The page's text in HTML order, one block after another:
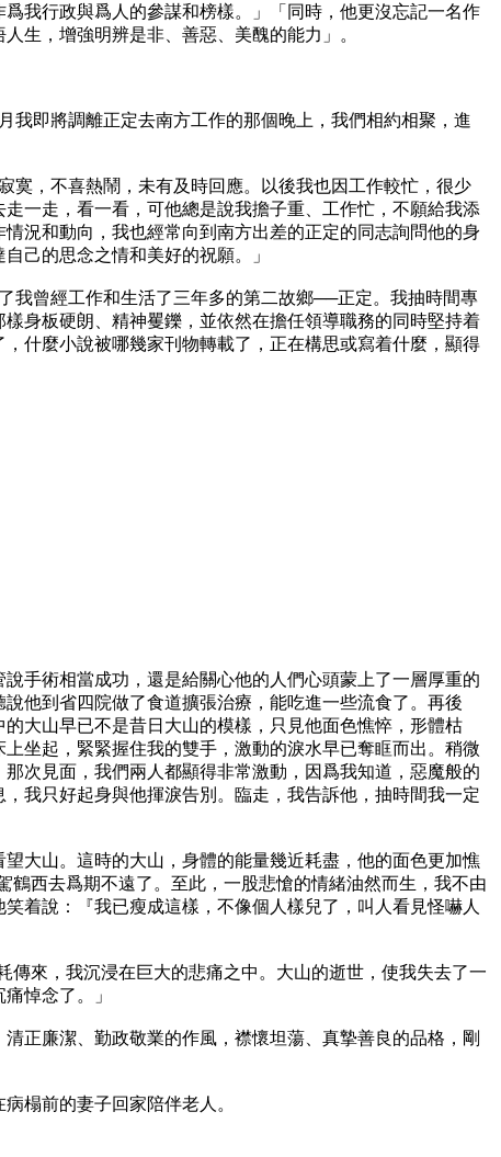
我行政與爲人的參謀和榜樣。」「同時，他更沒忘記一名作
生，增強明辨是非、善惡、美醜的能力」。
我即將調離正定去南方工作的那個晚上，我們相約相聚，進
寞，不喜熱鬧，未有及時回應。以後我也因工作較忙，很少
一走，看一看，可他總是說我擔子重、工作忙，不願給我添
況和動向，我也經常向到南方出差的正定的同志詢問他的身
己的思念之情和美好的祝願。」
我曾經工作和生活了三年多的第二故鄉──正定。我抽時間專
身板硬朗、精神矍鑠，並依然在擔任領導職務的同時堅持着
什麼小說被哪幾家刊物轉載了，正在構思或寫着什麼，顯得
手術相當成功，還是給關心他的人們心頭蒙上了一層厚重的
他到省四院做了食道擴張治療，能吃進一些流食了。再後
大山早已不是昔日大山的模樣，只見他面色憔悴，形體枯
坐起，緊緊握住我的雙手，激動的淚水早已奪眶而出。稍微
次見面，我們兩人都顯得非常激動，因爲我知道，惡魔般的
我只好起身與他揮淚告別。臨走，我告訴他，抽時間我一定
大山。這時的大山，身體的能量幾近耗盡，他的面色更加憔
西去爲期不遠了。至此，一股悲愴的情緒油然而生，我不由
着說：『我已瘦成這樣，不像個人樣兒了，叫人看見怪嚇人
傳來，我沉浸在巨大的悲痛之中。大山的逝世，使我失去了一
悼念了。」
正廉潔、勤政敬業的作風，襟懷坦蕩、真摯善良的品格，剛
榻前的妻子回家陪伴老人。